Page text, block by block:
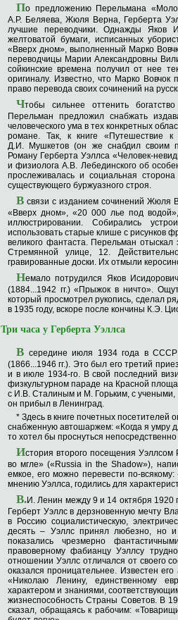
По предложению Перельмана
А.Р. Беляева, Жюля Верна, Герберта
лучшие переводчики. Однажды Яков
желтоватой бумаги, исписанных
«Вверх дном», выполненный Марко
переводчицы Марии Александровны
сойкинские времена получил от нее
оригиналу. Известно, что Марко
право перевода своих сочинений на
Чтобы сильнее оттенить
Перельман предложил снабжать
человеческого ума в тех конкретных
романе. Так, к книге «Путешествие
Д.И. Мушкетов (он же снабдил своим
Роману Герберта Уэллса «Человек-
и физиолога А.В. Лебединского об
прослеживалась и социальная
существующего буржуазного строя.
В связи с изданием сочинений
«Вверх дном», «20 000 лье под
иллюстрировании. Собирались
использовать старые клише с рисунков
великого фантаста. Перельман
Стремянной улице, 12.
гравированные доски. Их отмыли
Немало потрудился Яков
(1884...1942 гг.) «Прыжок в ничто».
который просмотрел рукопись, сделал
в 1935 году, вскоре после кончины К.Э.
Три часа у Герберта Уэллса
В середине июля 1934 года в СССР
(1866...1946 гг.). Это был его третий
и в июле 1934-го. В свой последний
физкультурном параде на Красной
с И.В. Сталиным и М. Горьким, с учеными,
он прибыл в Ленинград.
* Здесь в книге почетных
снабженную автошаржем: «Когда я умру
то хотел бы проснуться
История второго посещения Уэллсом
во мгле» («Russia in the Shadow»),
емкое, его можно перевести по-
мнению Уэллса, годились для
В.И. Ленин между 9 и 14 октября 1920
Герберт Уэллс в дерзновенную мечту
в Россию социалистическую,
десять – Уэллс принял любезно, но и
показались чрезмерно
правоверному фабианцу Уэллсу
отношении Уэллс отличался от своего
оказался проницательнее. Известен
«Николаю Ленину, единственному
характером и знаниями,
жизнеспособность Страны Советов. В
сказал, обращаясь к рабочим: